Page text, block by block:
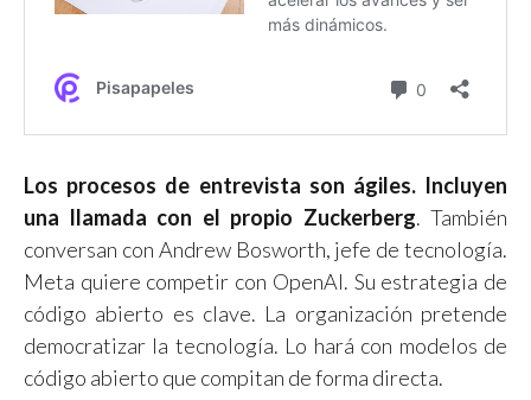
Los procesos de entrevista son ágiles. Incluyen
una llamada con el propio Zuckerberg. También
conversan con Andrew Bosworth, jefe de tecnología.
Meta quiere competir con OpenAI. Su estrategia de
código abierto es clave. La organización pretende
democratizar la tecnología. Lo hará con modelos de
código abierto que compitan de forma directa.